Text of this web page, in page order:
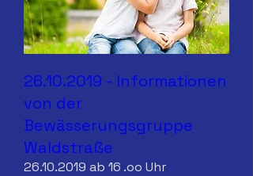
26.10.2019 - Informationen
von der
Bewässerungsgruppe
Waldstraße
26.10.2019 ab 16 .oo Uhr